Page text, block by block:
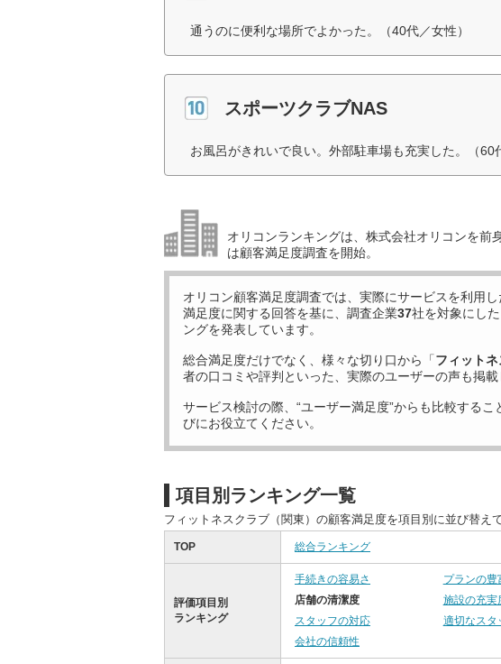
通うのに便利な場所でよかった。（40代／女性）
スポーツクラブNAS
お風呂がきれいで良い。外部駐車場も充実した。（60
オリコンランキングは、株式会社オリコンを前
は顧客満足度調査を開始。
オリコン顧客満足度調査では、実際にサービスを利用し
満足度に関する回答を基に、調査企業37社を対象にした
ングを発表しています。
総合満足度だけでなく、様々な切り口から「フィットネ
者の口コミや評判といった、実際のユーザーの声も掲載
サービス検討の際、“ユーザー満足度”からも比較するこ
びにお役立てください。
項目別ランキング一覧
フィットネスクラブ（関東）の顧客満足度を項目別に並び替え
TOP 総合ランキング
評価項目別
ランキング
手続きの容易さ プランの豊
店舗の清潔度
施設の充実
スタッフの対応
適切なスタ
会社の信頼性